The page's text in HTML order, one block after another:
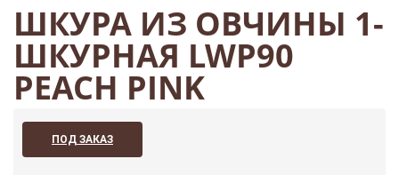
ШКУРА ИЗ ОВЧИНЫ 1-
ШКУРНАЯ LWP90
PEACH PINK
ПОД ЗАКАЗ